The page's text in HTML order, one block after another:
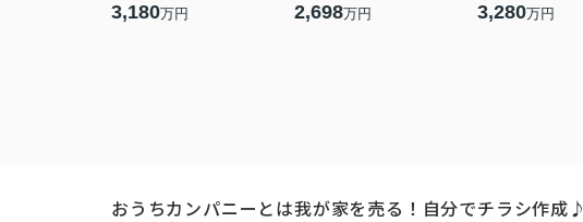
3,180万円 2,698万円 3,280万円
おうちカンパニーとは我が家を売る！自分でチラシ作成♪